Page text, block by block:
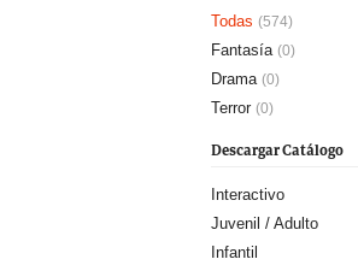
Todas (574)
Fantasía (0)
Drama (0)
Terror (0)
Descargar Catálogo
Interactivo
Juvenil / Adulto
Infantil